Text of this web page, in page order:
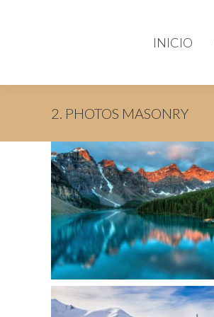
INICIO
2. PHOTOS MASONRY